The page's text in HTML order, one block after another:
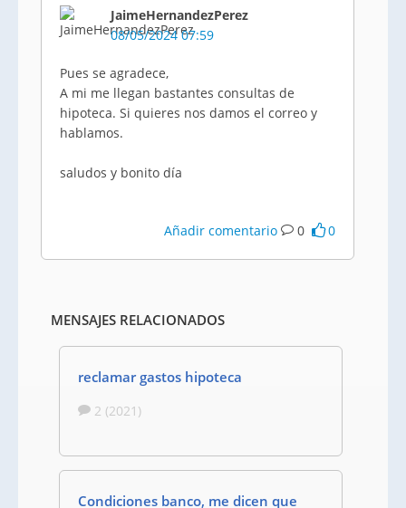
JaimeHernandezPerez
08/05/2024 07:59
Pues se agradece,
A mi me llegan bastantes consultas de
hipoteca. Si quieres nos damos el correo y
hablamos.
saludos y bonito día
Añadir comentario 0 0
MENSAJES RELACIONADOS
reclamar gastos hipoteca
2 (2021)
Condiciones banco, me dicen que